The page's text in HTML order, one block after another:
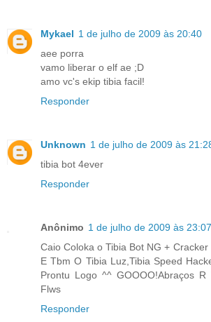
Mykael 1 de julho de 2009 às 20:40
aee porra
vamo liberar o elf ae ;D
amo vc's ekip tibia facil!
Responder
Unknown 1 de julho de 2009 às
tibia bot 4ever
Responder
Anônimo 1 de julho de 2009 às 23:07
Caio Coloka o Tibia Bot NG +
E Tbm O Tibia Luz,Tibia Speed
Prontu Logo ^^ GOOOO!Abraços
Flws
Responder